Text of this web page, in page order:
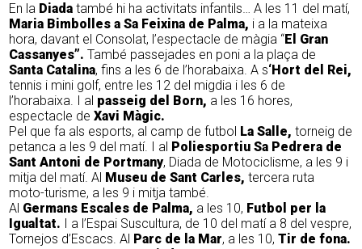
En la Diada també hi ha activitats infantils… A les 11 del matí,
Maria Bimbolles a Sa Feixina de Palma, i a la mateixa
hora, davant el Consolat, l’espectacle de màgia “El Gran
Cassanyes”. També passejades en poni a la plaça de
Santa Catalina, fins a les 6 de l’horabaixa. A s‘Hort del Rei,
tennis i mini golf, entre les 12 del migdia i les 6 de
l’horabaixa. I al passeig del Born, a les 16 hores,
espectacle deXavi Màgic.
Pel que fa als esports, al camp de futbol La Salle, torneig de
petanca a les 9 del matí. I al Poliesportiu Sa Pedrera de
Sant Antoni de Portmany, Diada de Motociclisme, a les 9 i
mitja del matí. Al Museu de Sant Carles, tercera ruta
moto-turisme, a les 9 i mitja també.
Al Germans Escales de Palma, a les 10, Futbol per la
Igualtat. I a l’Espai Suscultura, de 10 del matí a 8 del vespre,
Tornejos d’Escacs. Al Parc de la Mar, a les 10,Tir de fona.